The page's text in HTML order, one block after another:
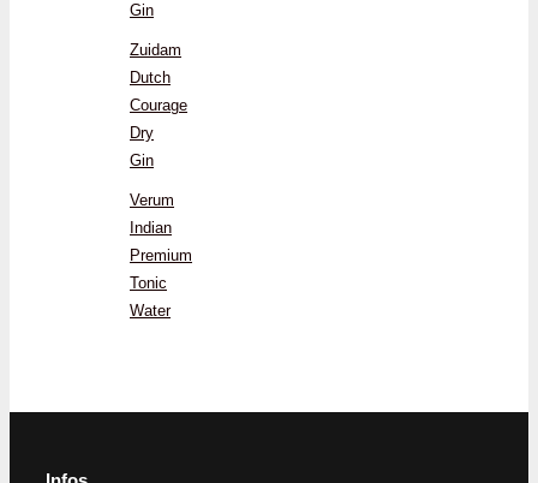
Gin
Zuidam
Dutch
Courage
Dry
Gin
Verum
Indian
Premium
Tonic
Water